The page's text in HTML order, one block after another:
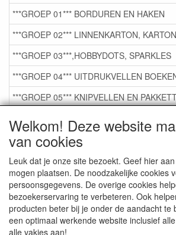
Welkom! Deze website
van cookies
Leuk dat je onze site bezoekt. Geef hier
mogen plaatsen. De noodzakelijke cookies
persoonsgegevens. De overige cookies
bezoekerservaring te verbeteren. Ook
producten beter bij je onder de aandacht te
een optimaal werkende website inclusief
alle vakjes aan!
***GROEP 01*** BORDUREN EN HAKEN
***GROEP 02*** LINNENKARTON,
***GROEP 03***,HOBBYDOTS, SPARKLES
***GROEP 04*** UITDRUKVELLEN
***GROEP 05*** KNIPVELLEN EN
***GROEP 06*** TAPE/LIJM SNIJMALLEN
***GROEP 07*** KAARTEN +SCRAP
***GROEP 08*** TEKENEN EN KLEUREN,
***GROEP 09*** KRALEN EN
***GROEP 10*** WENSKAARTEN MET